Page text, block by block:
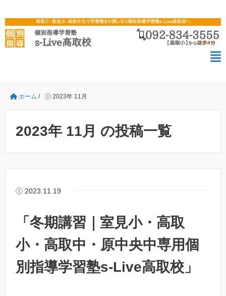
ホーム / 2023年 11月
2023年 11月 の投稿一覧
2023.11.19
「冬期講習｜室見小・高取
小・高取中・原中央中専用個
別指導学習塾s-Live高取校」